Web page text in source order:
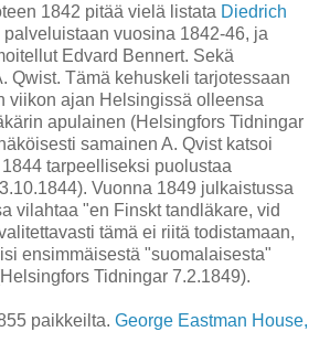
1842 pitää vielä listata Diedrich
palveluistaan vuosina 1842-46, ja
Edvard Bennert. Sekä
Qwist. Tämä kehuskeli tarjotessaan
viikon ajan Helsingissä olleensa
apulainen (Helsingfors Tidningar
samainen A. Qvist katsoi
tarpeelliseksi puolustaa
Vuonna 1849 julkaistussa
vilahtaa "en Finskt tandläkare, vid
tämä ei riitä todistamaan,
ensimmäisestä "suomalaisesta"
Tidningar 7.2.1849).
paikkeilta. George Eastman House,